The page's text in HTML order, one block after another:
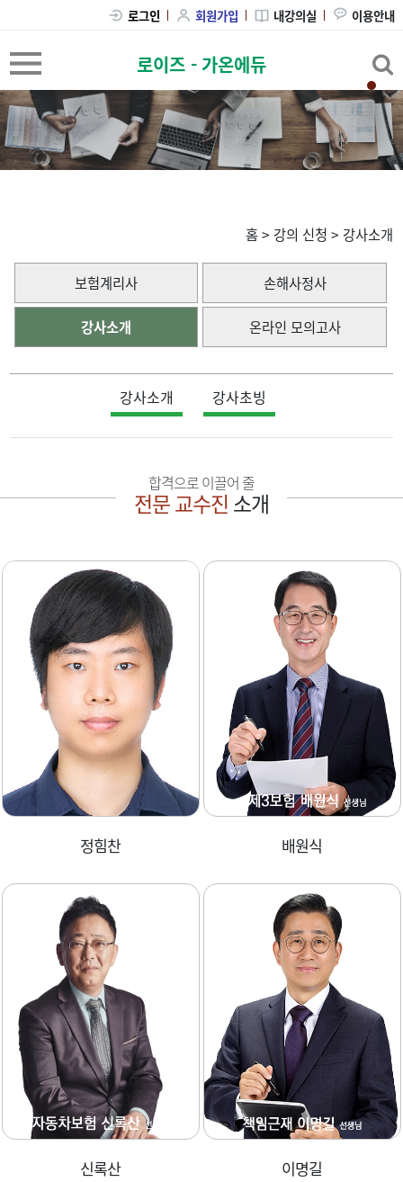
로그인 회원가입 내강의실 이용안내
로이즈 - 가온에듀
홈> 강의 신청 > 강사소개
보험계리사 손해사정사
강사소개 온라인 모의고사
강사소개 강사초빙
합격으로 이끌어 줄
전문 교수진 소개
정힘찬 배원식
신록산 이명길